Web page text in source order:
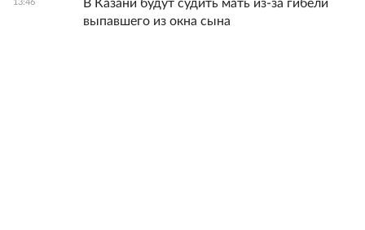
13:46
В Казани будут судить мать из-за гибели
выпавшего из окна сына